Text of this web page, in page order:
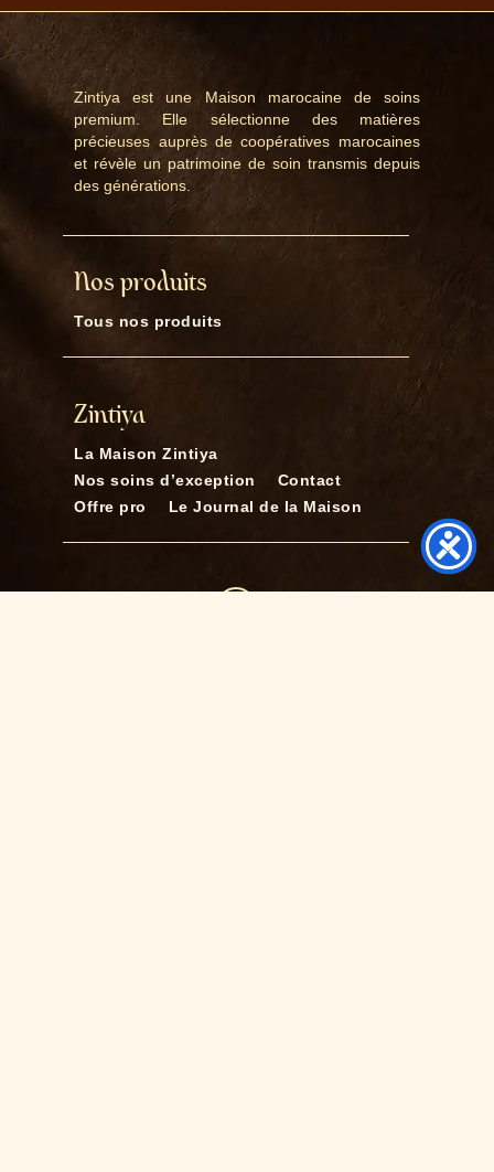
Zintiya est une Maison marocaine de soins
premium. Elle sélectionne des matières
précieuses auprès de coopératives marocaines
et révèle un patrimoine de soin transmis depuis
des générations.
Nos produits
Tous nos produits
Zintiya
La Maison Zintiya
Nos soins d’exception
Contact
Offre pro
Le Journal de la Maison